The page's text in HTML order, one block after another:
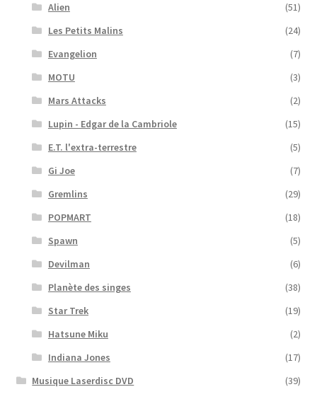
Alien
(51)
Les Petits Malins
(24)
Evangelion
(7)
MOTU
(3)
Mars Attacks
(2)
Lupin - Edgar de la Cambriole
(15)
E.T. l'extra-terrestre
(5)
Gi Joe
(7)
Gremlins
(29)
POPMART
(18)
Spawn
(5)
Devilman
(6)
Planète des singes
(38)
Star Trek
(19)
Hatsune Miku
(2)
Indiana Jones
(17)
Musique Laserdisc DVD
(39)